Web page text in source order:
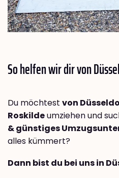
So helfen wir dir von
Du möchtest von
Roskildeumziehen und
& günstiges
alles kümmert?
Dann bist du bei uns in